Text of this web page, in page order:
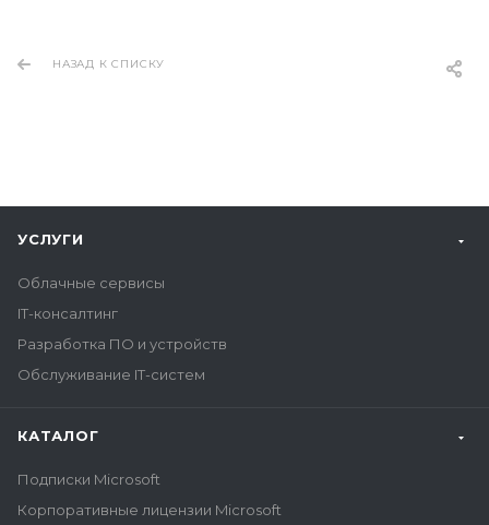
НАЗАД К СПИСКУ
УСЛУГИ
Облачные сервисы
IT-консалтинг
Разработка ПО и устройств
Обслуживание IT-систем
КАТАЛОГ
Подписки Microsoft
Корпоративные лицензии Microsoft